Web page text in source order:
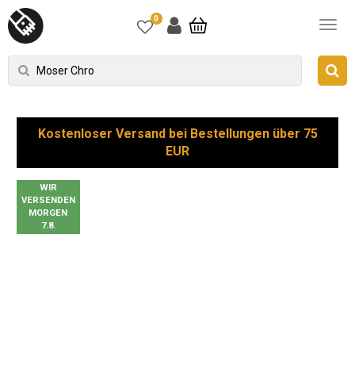
0
Kostenloser Versand bei Bestellungen über 75
EUR
WIR
VERSENDEN
MORGEN
7.8.